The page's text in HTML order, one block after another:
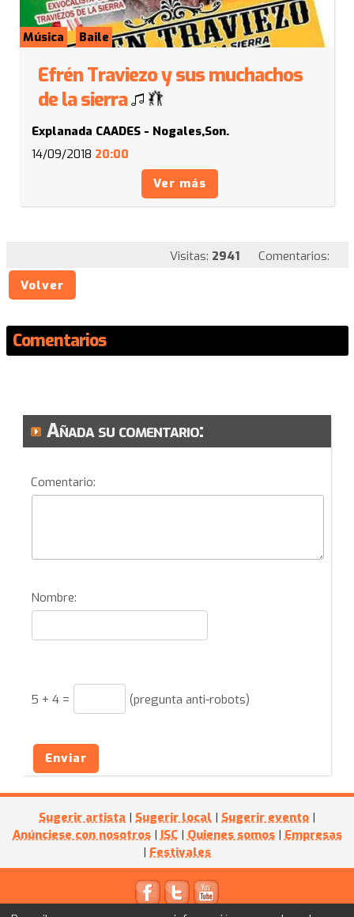
Música Baile
Efrén Traviezo y sus muchachos
de la sierra
Explanada CAADES - Nogales,Son.
14/09/2018 20:00
Ver más
Visitas: 2941
Comentarios:
Volver
Comentarios
Añada su comentario:
Comentario:
Nombre:
5 + 4= (pregunta anti-robots)
Enviar
Sugerir artista | Sugerir local | Sugerir evento |
Anúnciese con nosotros | ISC | Quienes somos | Empresas
| Festivales